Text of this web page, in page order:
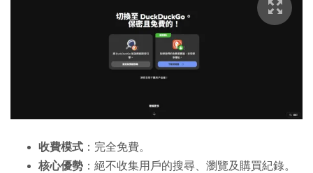
收費模式 ：完全免費。
核心優勢 ：絕不收集用戶的搜尋、瀏覽及購買紀錄。